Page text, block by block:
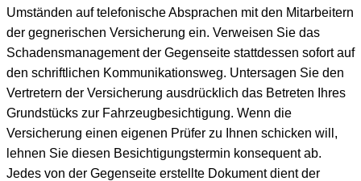
Umständen auf telefonische Absprachen mit den Mitarbeitern
der gegnerischen Versicherung ein. Verweisen Sie das
Schadensmanagement der Gegenseite stattdessen sofort auf
den schriftlichen Kommunikationsweg. Untersagen Sie den
Vertretern der Versicherung ausdrücklich das Betreten Ihres
Grundstücks zur Fahrzeugbesichtigung. Wenn die
Versicherung einen eigenen Prüfer zu Ihnen schicken will,
lehnen Sie diesen Besichtigungstermin konsequent ab.
Jedes von der Gegenseite erstellte Dokument dient der